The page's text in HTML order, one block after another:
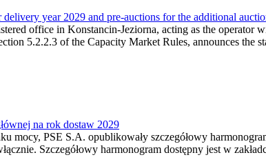
year 2029 and pre-auctions for the additional
office in Konstancin-Jeziorna, acting as the
5.2.2.3 of the Capacity Market Rules, announces
na rok dostaw 2029
mocy, PSE S.A. opublikowały szczegółowy
Szczegółowy harmonogram dostępny jest w